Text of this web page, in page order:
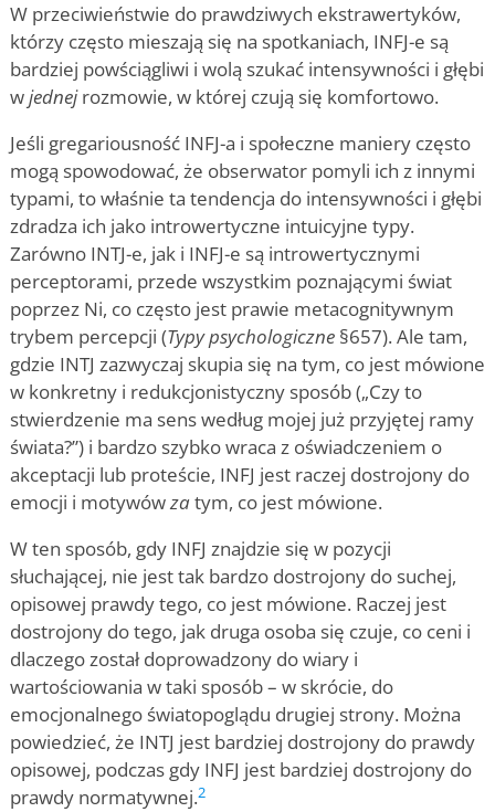
W przeciwieństwie do prawdziwych ekstrawertyków,
którzy często mieszają się na spotkaniach, INFJ-e są
bardziej powściągliwi i wolą szukać intensywności i głębi
wjednejrozmowie, w której czują się komfortowo.
Jeśli gregariousność INFJ-a i społeczne maniery często
mogą spowodować, że obserwator pomyli ich z innymi
typami, to właśnie ta tendencja do intensywności i głębi
zdradza ich jako introwertyczne intuicyjne typy.
Zarówno INTJ-e, jak i INFJ-e są introwertycznymi
perceptorami, przede wszystkim poznającymi świat
poprzez Ni, co często jest prawie metacognitywnym
trybem percepcji (Typy psychologiczne §657). Ale tam,
gdzie INTJ zazwyczaj skupia się na tym, co jest mówione
w konkretny i redukcjonistyczny sposób („Czy to
stwierdzenie ma sens według mojej już przyjętej ramy
świata?”) i bardzo szybko wraca z oświadczeniem o
akceptacji lub proteście, INFJ jest raczej dostrojony do
emocji i motywówzatym, co jest mówione.
W ten sposób, gdy INFJ znajdzie się w pozycji
słuchającej, nie jest tak bardzo dostrojony do suchej,
opisowej prawdy tego, co jest mówione. Raczej jest
dostrojony do tego, jak druga osoba się czuje, co ceni i
dlaczego został doprowadzony do wiary i
wartościowania w taki sposób – w skrócie, do
emocjonalnego światopoglądu drugiej strony. Można
powiedzieć, że INTJ jest bardziej dostrojony do prawdy
opisowej, podczas gdy INFJ jest bardziej dostrojony do
prawdy normatywnej.2